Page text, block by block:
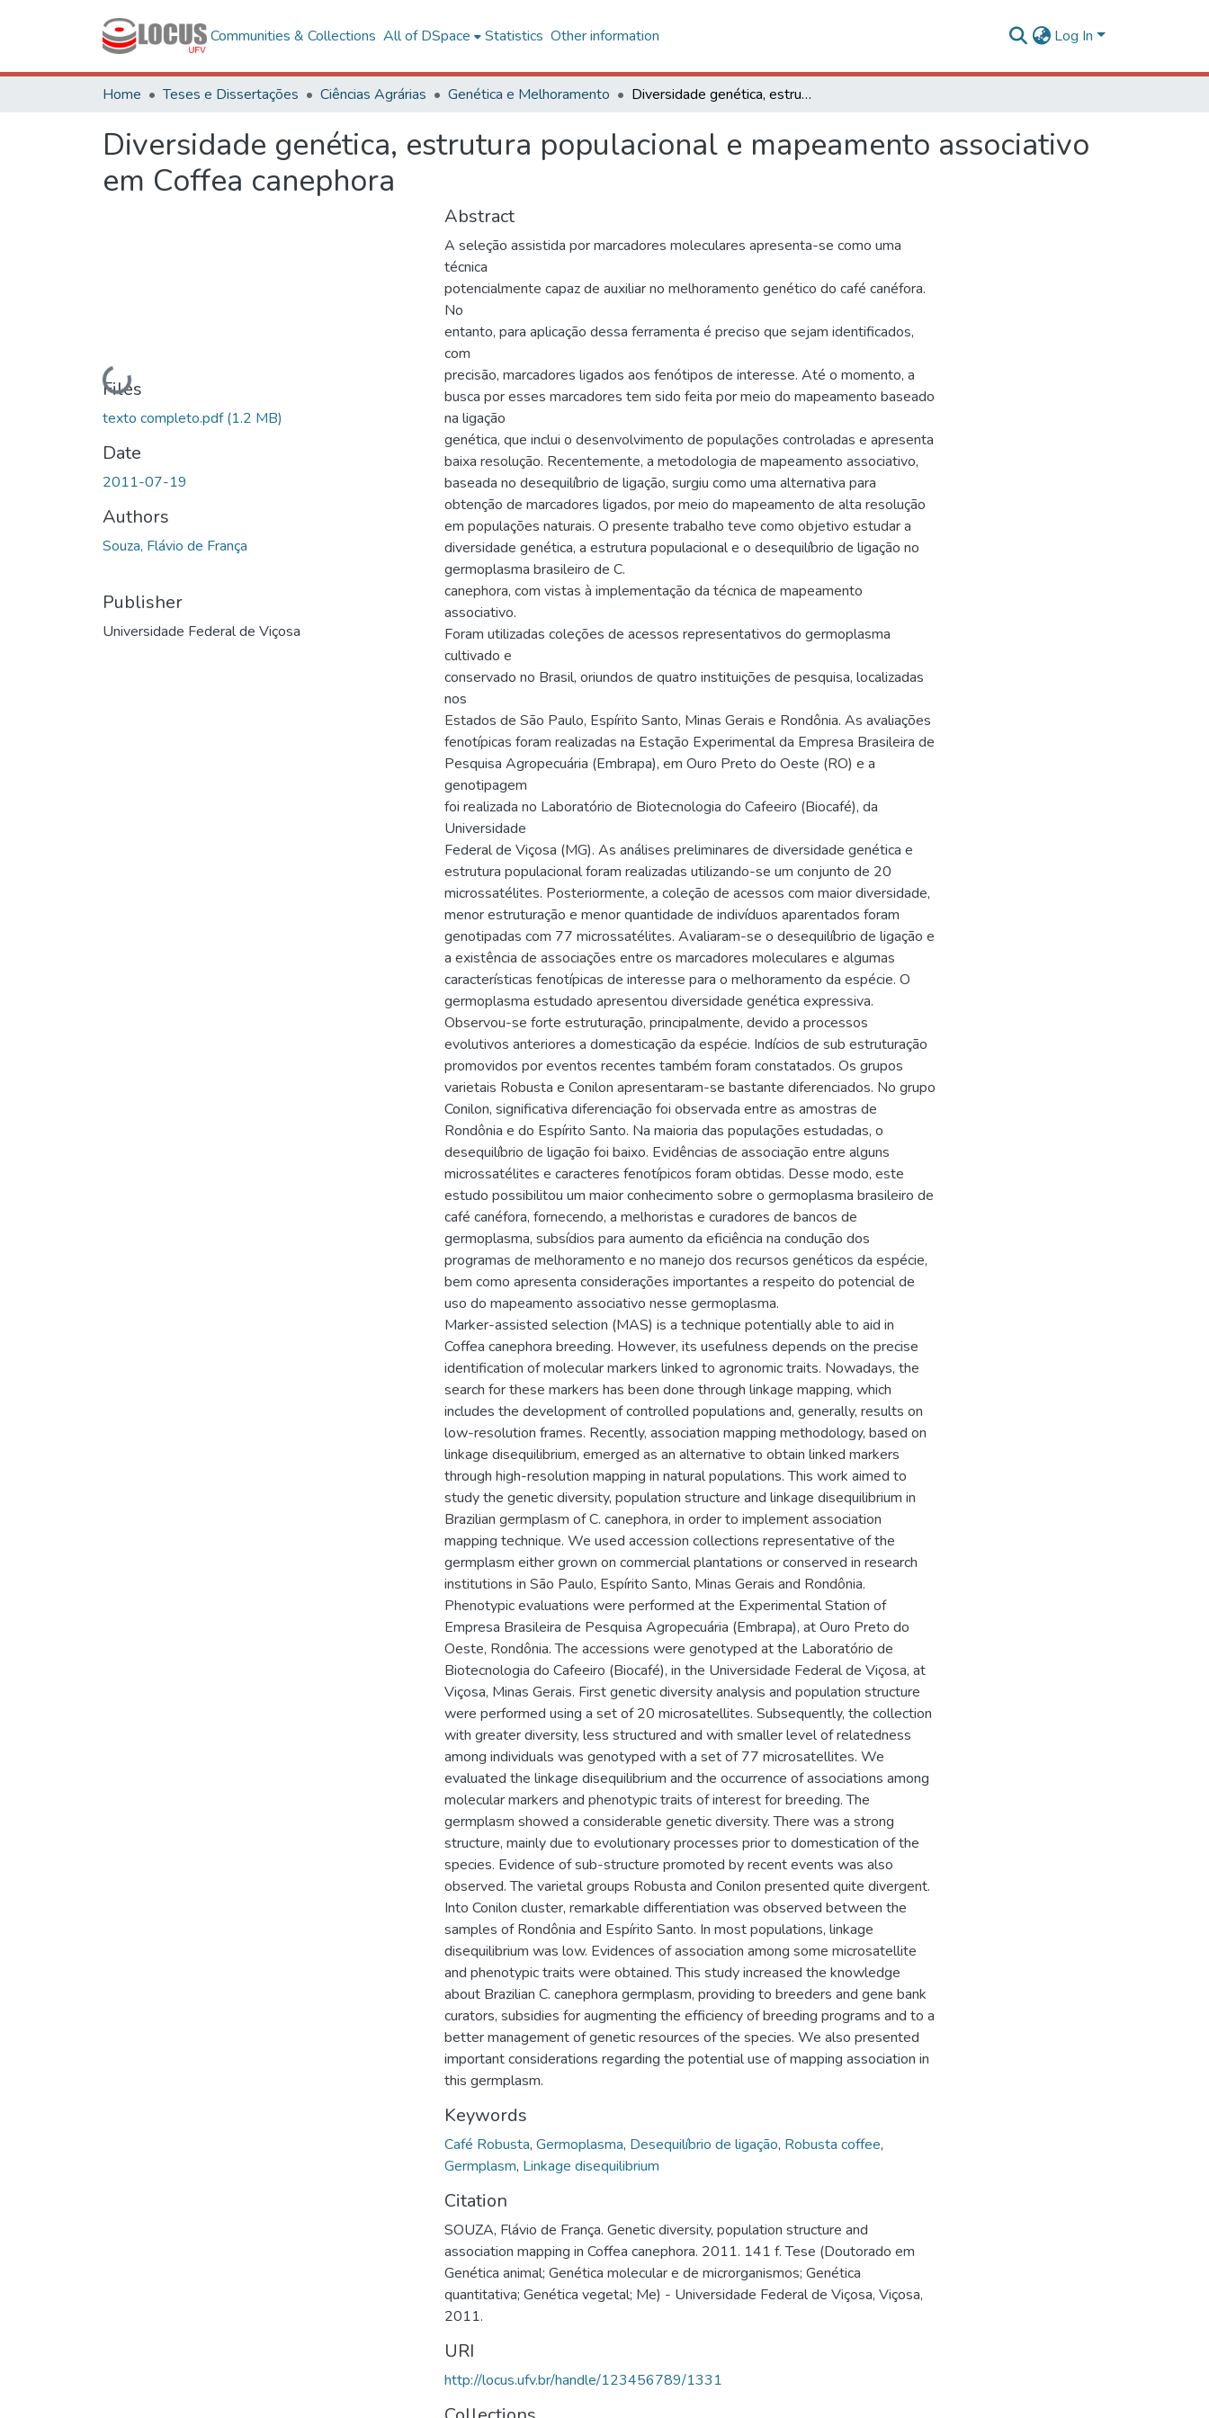
Communities & Collections All of DSpace Statistics Other information Log In
Home Teses e Dissertações Ciências Agrárias Genética e Melhoramento Diversidade genética, estrutura populacional e mapeamento associativo em Coffea canephora
Diversidade genética, estrutura populacional e mapeamento associativo
em Coffea canephora
Loading...
Files
texto completo.pdf(1.2 MB)
Date
2011-07-19
Authors
Souza, Flávio de França
Publisher
Universidade Federal de Viçosa
Abstract
A seleção assistida por marcadores moleculares apresenta-se como uma
técnica
potencialmente capaz de auxiliar no melhoramento genético do café canéfora.
No
entanto, para aplicação dessa ferramenta é preciso que sejam identificados,
com
precisão, marcadores ligados aos fenótipos de interesse. Até o momento, a
busca por esses marcadores tem sido feita por meio do mapeamento baseado
na ligação
genética, que inclui o desenvolvimento de populações controladas e apresenta
baixa resolução. Recentemente, a metodologia de mapeamento associativo,
baseada no desequilíbrio de ligação, surgiu como uma alternativa para
obtenção de marcadores ligados, por meio do mapeamento de alta resolução
em populações naturais. O presente trabalho teve como objetivo estudar a
diversidade genética, a estrutura populacional e o desequilíbrio de ligação no
germoplasma brasileiro de C.
canephora, com vistas à implementação da técnica de mapeamento
associativo.
Foram utilizadas coleções de acessos representativos do germoplasma
cultivado e
conservado no Brasil, oriundos de quatro instituições de pesquisa, localizadas
nos
Estados de São Paulo, Espírito Santo, Minas Gerais e Rondônia. As avaliações
fenotípicas foram realizadas na Estação Experimental da Empresa Brasileira de
Pesquisa Agropecuária (Embrapa), em Ouro Preto do Oeste (RO) e a
genotipagem
foi realizada no Laboratório de Biotecnologia do Cafeeiro (Biocafé), da
Universidade
Federal de Viçosa (MG). As análises preliminares de diversidade genética e
estrutura populacional foram realizadas utilizando-se um conjunto de 20
microssatélites. Posteriormente, a coleção de acessos com maior diversidade,
menor estruturação e menor quantidade de indivíduos aparentados foram
genotipadas com 77 microssatélites. Avaliaram-se o desequilíbrio de ligação e
a existência de associações entre os marcadores moleculares e algumas
características fenotípicas de interesse para o melhoramento da espécie. O
germoplasma estudado apresentou diversidade genética expressiva.
Observou-se forte estruturação, principalmente, devido a processos
evolutivos anteriores a domesticação da espécie. Indícios de sub estruturação
promovidos por eventos recentes também foram constatados. Os grupos
varietais Robusta e Conilon apresentaram-se bastante diferenciados. No grupo
Conilon, significativa diferenciação foi observada entre as amostras de
Rondônia e do Espírito Santo. Na maioria das populações estudadas, o
desequilíbrio de ligação foi baixo. Evidências de associação entre alguns
microssatélites e caracteres fenotípicos foram obtidas. Desse modo, este
estudo possibilitou um maior conhecimento sobre o germoplasma brasileiro de
café canéfora, fornecendo, a melhoristas e curadores de bancos de
germoplasma, subsídios para aumento da eficiência na condução dos
programas de melhoramento e no manejo dos recursos genéticos da espécie,
bem como apresenta considerações importantes a respeito do potencial de
uso do mapeamento associativo nesse germoplasma.
Marker-assisted selection (MAS) is a technique potentially able to aid in
Coffea canephora breeding. However, its usefulness depends on the precise
identification of molecular markers linked to agronomic traits. Nowadays, the
search for these markers has been done through linkage mapping, which
includes the development of controlled populations and, generally, results on
low-resolution frames. Recently, association mapping methodology, based on
linkage disequilibrium, emerged as an alternative to obtain linked markers
through high-resolution mapping in natural populations. This work aimed to
study the genetic diversity, population structure and linkage disequilibrium in
Brazilian germplasm of C. canephora, in order to implement association
mapping technique. We used accession collections representative of the
germplasm either grown on commercial plantations or conserved in research
institutions in São Paulo, Espírito Santo, Minas Gerais and Rondônia.
Phenotypic evaluations were performed at the Experimental Station of
Empresa Brasileira de Pesquisa Agropecuária (Embrapa), at Ouro Preto do
Oeste, Rondônia. The accessions were genotyped at the Laboratório de
Biotecnologia do Cafeeiro (Biocafé), in the Universidade Federal de Viçosa, at
Viçosa, Minas Gerais. First genetic diversity analysis and population structure
were performed using a set of 20 microsatellites. Subsequently, the collection
with greater diversity, less structured and with smaller level of relatedness
among individuals was genotyped with a set of 77 microsatellites. We
evaluated the linkage disequilibrium and the occurrence of associations among
molecular markers and phenotypic traits of interest for breeding. The
germplasm showed a considerable genetic diversity. There was a strong
structure, mainly due to evolutionary processes prior to domestication of the
species. Evidence of sub-structure promoted by recent events was also
observed. The varietal groups Robusta and Conilon presented quite divergent.
Into Conilon cluster, remarkable differentiation was observed between the
samples of Rondônia and Espírito Santo. In most populations, linkage
disequilibrium was low. Evidences of association among some microsatellite
and phenotypic traits were obtained. This study increased the knowledge
about Brazilian C. canephora germplasm, providing to breeders and gene bank
curators, subsidies for augmenting the efficiency of breeding programs and to a
better management of genetic resources of the species. We also presented
important considerations regarding the potential use of mapping association in
this germplasm.
Keywords
Café Robusta, Germoplasma, Desequilíbrio de ligação, Robusta coffee,
Germplasm, Linkage disequilibrium
Citation
SOUZA, Flávio de França. Genetic diversity, population structure and
association mapping in Coffea canephora. 2011. 141 f. Tese (Doutorado em
Genética animal; Genética molecular e de microrganismos; Genética
quantitativa; Genética vegetal; Me) - Universidade Federal de Viçosa, Viçosa,
2011.
URI
http://locus.ufv.br/handle/123456789/1331